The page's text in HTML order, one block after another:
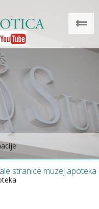
stranice muzej apoteka